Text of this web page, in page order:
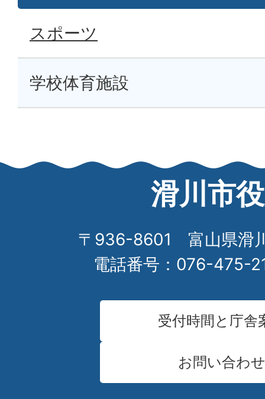
スポーツ
学校体育施設
滑川市
〒936-8601 富山県滑
電話番号：076-475-
受付時間と庁舎
お問い合わせ